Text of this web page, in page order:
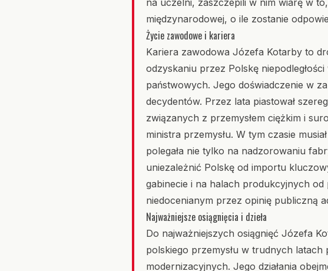
na uczelni, zaszczepili w nim wiarę w
międzynarodowej, o ile zostanie
Życie zawodowe i kariera
Kariera zawodowa Józefa Kotarby to
odzyskaniu przez Polskę
państwowych. Jego doświadczenie w
decydentów. Przez lata piastował
związanych z przemysłem ciężkim i
ministra przemysłu. W tym czasie
polegała nie tylko na nadzorowaniu
uniezależnić Polskę od importu
gabinecie i na halach produkcyjnych
niedocenianym przez opinię publiczną
Najważniejsze osiągnięcia i dzieła
Do najważniejszych osiągnięć Józefa
polskiego przemysłu w trudnych
modernizacyjnych. Jego działania